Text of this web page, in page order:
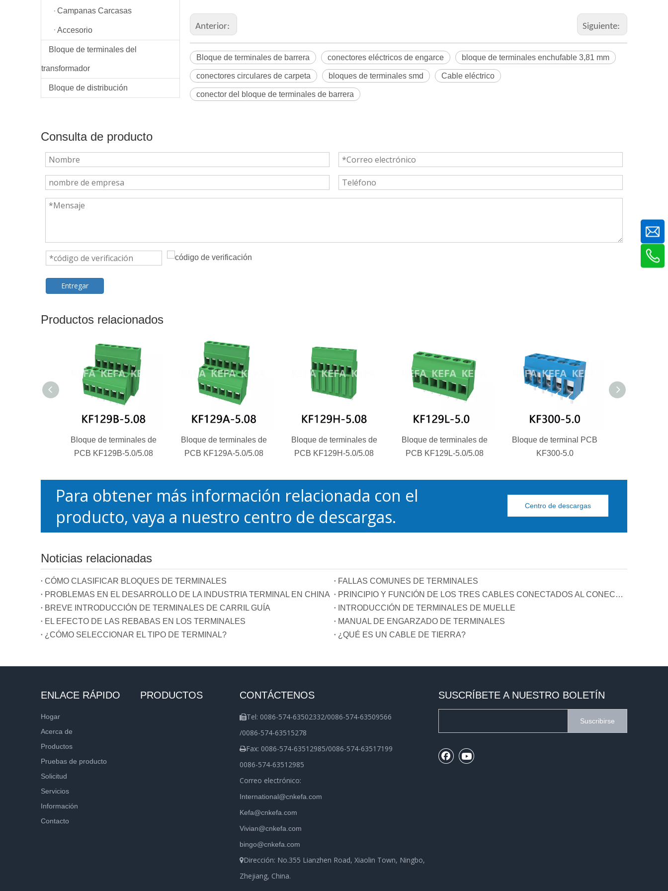
Campanas Carcasas
Accesorio
Bloque de terminales del
transformador
Bloque de distribución
Anterior: Siguiente:
Bloque de terminales de barrera conectores eléctricos de engarce bloque de terminales enchufable 3,81 mm
conectores circulares de carpeta bloques de terminales smd Cable eléctrico
conector del bloque de terminales de barrera
Consulta de producto
Entregar
Productos relacionados
Bloque de terminales de
PCB KF129B-5.0/5.08
Bloque de terminales de
PCB KF129A-5.0/5.08
Bloque de terminales de
PCB KF129H-5.0/5.08
Bloque de terminales de
PCB KF129L-5.0/5.08
Bloque de terminal PCB
KF300-5.0
Para obtener más información relacionada con el
producto, vaya a nuestro centro de descargas.
Centro de descargas
Noticias relacionadas
CÓMO CLASIFICAR BLOQUES DE TERMINALES
FALLAS COMUNES DE TERMINALES
PROBLEMAS EN EL DESARROLLO DE LA INDUSTRIA TERMINAL EN CHINA
PRINCIPIO Y FUNCIÓN DE LOS TRES CABLES CONECTADOS AL CONECTOR DE COMPENSACIÓN DE POTENCIA REACTIVA
BREVE INTRODUCCIÓN DE TERMINALES DE CARRIL GUÍA
INTRODUCCIÓN DE TERMINALES DE MUELLE
EL EFECTO DE LAS REBABAS EN LOS TERMINALES
MANUAL DE ENGARZADO DE TERMINALES
¿CÓMO SELECCIONAR EL TIPO DE TERMINAL?
¿QUÉ ES UN CABLE DE TIERRA?
ENLACE RÁPIDO
Hogar
Acerca de
Productos
Pruebas de producto
Solicitud
Servicios
Información
Contacto
PRODUCTOS CONTÁCTENOS
Tel: 0086-574-63502332/0086-574-63509566
/0086-574-63515278
Fax: 0086-574-63512985/0086-574-63517199
0086-574-63512985
Correo electrónico:
International@cnkefa.com
Kefa@cnkefa.com
Vivian@cnkefa.com
bingo@cnkefa.com
Dirección: No.355 Lianzhen Road, Xiaolin Town, Ningbo,
Zhejiang, China.
SUSCRÍBETE A NUESTRO BOLETÍN
Suscribirse